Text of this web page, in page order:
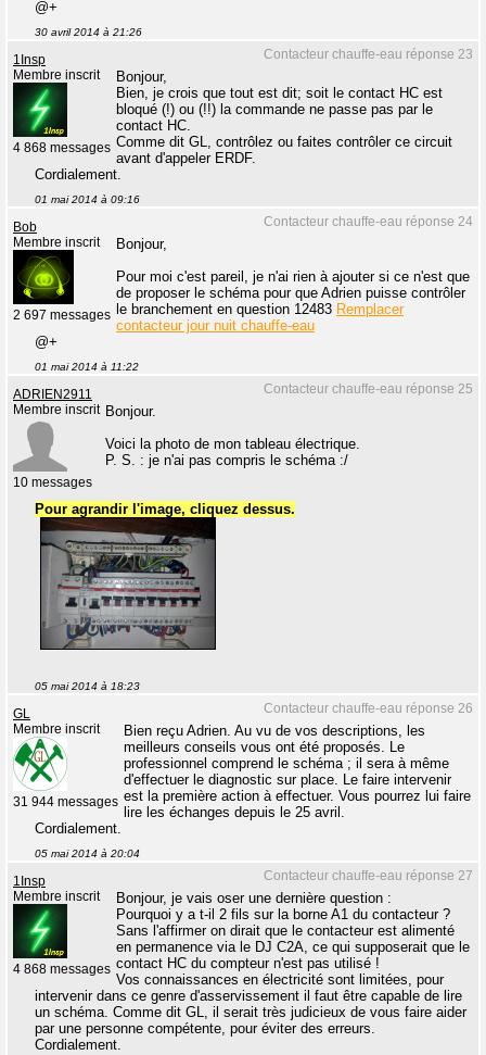
@+
30 avril 2014 à 21:26
Contacteur chauffe-eau réponse 23
1Insp
Membre inscrit
4 868 messages
Bonjour,
Bien, je crois que tout est dit; soit le contact HC est
bloqué (!) ou (!!) la commande ne passe pas par le
contact HC.
Comme dit GL, contrôlez ou faites contrôler ce circuit
avant d'appeler ERDF.
Cordialement.
01 mai 2014 à 09:16
Contacteur chauffe-eau réponse 24
Bob
Membre inscrit
2 697 messages
Bonjour,
Pour moi c'est pareil, je n'ai rien à ajouter si ce n'est que
de proposer le schéma pour que Adrien puisse contrôler
le branchement en question 12483 Remplacer
contacteur jour nuit chauffe-eau
@+
01 mai 2014 à 11:22
Contacteur chauffe-eau réponse 25
ADRIEN2911
Membre inscrit
10 messages
Bonjour.
Voici la photo de mon tableau électrique.
P. S. : je n'ai pas compris le schéma :/
Pour agrandir l'image, cliquez dessus.
05 mai 2014 à 18:23
Contacteur chauffe-eau réponse 26
GL
Membre inscrit
31 944 messages
Bien reçu Adrien. Au vu de vos descriptions, les
meilleurs conseils vous ont été proposés. Le
professionnel comprend le schéma ; il sera à même
d'effectuer le diagnostic sur place. Le faire intervenir
est la première action à effectuer. Vous pourrez lui faire
lire les échanges depuis le 25 avril.
Cordialement.
05 mai 2014 à 20:04
Contacteur chauffe-eau réponse 27
1Insp
Membre inscrit
4 868 messages
Bonjour, je vais oser une dernière question :
Pourquoi y a t-il 2 fils sur la borne A1 du contacteur ?
Sans l'affirmer on dirait que le contacteur est alimenté
en permanence via le DJ C2A, ce qui supposerait que le
contact HC du compteur n'est pas utilisé !
Vos connaissances en électricité sont limitées, pour
intervenir dans ce genre d'asservissement il faut être capable de lire
un schéma. Comme dit GL, il serait très judicieux de vous faire aider
par une personne compétente, pour éviter des erreurs.
Cordialement.